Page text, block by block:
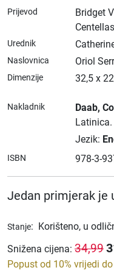
Prijevod
Bridget
Urednik
Naslovnica Oriol
Dimenzije 32,5 x
Nakladnik Daab,
Latinica.
Jezik:
ISBN 978-3-
Jedan primjerak je
Stanje: Korišteno, u
Snižena cijena: 34,99
Popust od 10% vrijedi